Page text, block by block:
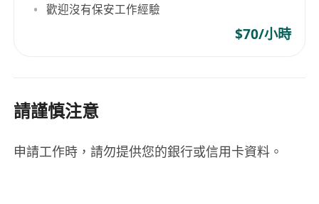
歡迎沒有保安工作經驗
$70/小時
請謹慎注意
申請工作時，請勿提供您的銀行或信用卡資料。